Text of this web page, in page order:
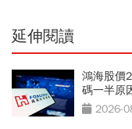
延伸閱讀
鴻海股價
碼一半原
2026-